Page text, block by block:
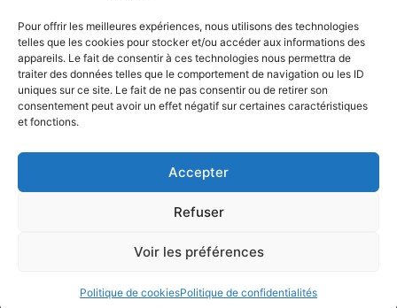
Pour offrir les meilleures expériences, nous utilisons des technologies
telles que les cookies pour stocker et/ou accéder aux informations des
appareils. Le fait de consentir à ces technologies nous permettra de
traiter des données telles que le comportement de navigation ou les ID
uniques sur ce site. Le fait de ne pas consentir ou de retirer son
consentement peut avoir un effet négatif sur certaines caractéristiques
et fonctions.
Accepter
Refuser
Voir les préférences
Politique de cookiesPolitique de confidentialités
Club Nautique de la Marine à Toulon,
Base Navale de Toulon, 83000 Toulon.